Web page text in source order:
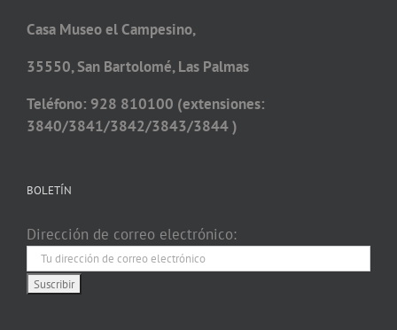
Casa Museo el Campesino,
35550, San Bartolomé, Las Palmas
Teléfono: 928 810100 (extensiones:
3840/3841/3842/3843/3844 )
BOLETÍN
Dirección de correo electrónico: